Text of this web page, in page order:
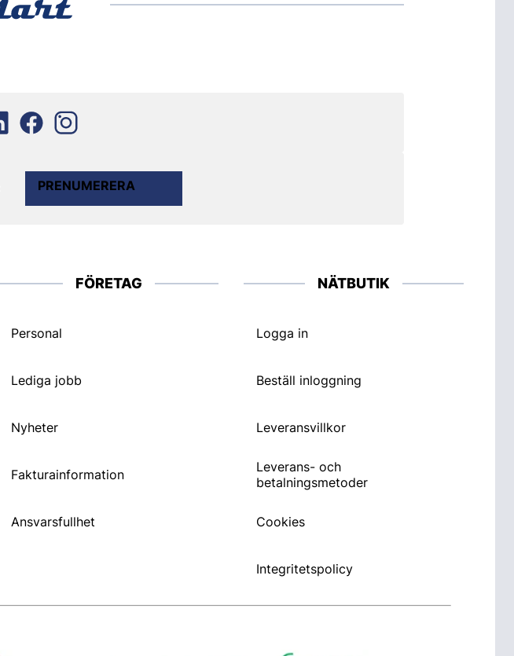
PRENUMERERA
FÖRETAG
Personal
Lediga jobb
Nyheter
Fakturainformation
Ansvarsfullhet
NÄTBUTIK
Logga in
Beställ inloggning
Leveransvillkor
Leverans- och
betalningsmetoder
Cookies
Integritetspolicy